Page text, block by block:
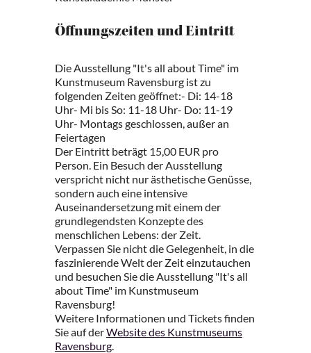
Öffnungszeiten und Eintritt
Die Ausstellung "It's all about Time" im
Kunstmuseum Ravensburg ist zu
folgenden Zeiten geöffnet:- Di: 14-18
Uhr- Mi bis So: 11-18 Uhr- Do: 11-19
Uhr- Montags geschlossen, außer an
Feiertagen
Der Eintritt beträgt 15,00 EUR pro
Person. Ein Besuch der Ausstellung
verspricht nicht nur ästhetische Genüsse,
sondern auch eine intensive
Auseinandersetzung mit einem der
grundlegendsten Konzepte des
menschlichen Lebens: der Zeit.
Verpassen Sie nicht die Gelegenheit, in die
faszinierende Welt der Zeit einzutauchen
und besuchen Sie die Ausstellung "It's all
about Time" im Kunstmuseum
Ravensburg!
Weitere Informationen und Tickets finden
Sie auf derWebsite des Kunstmuseums
Ravensburg.